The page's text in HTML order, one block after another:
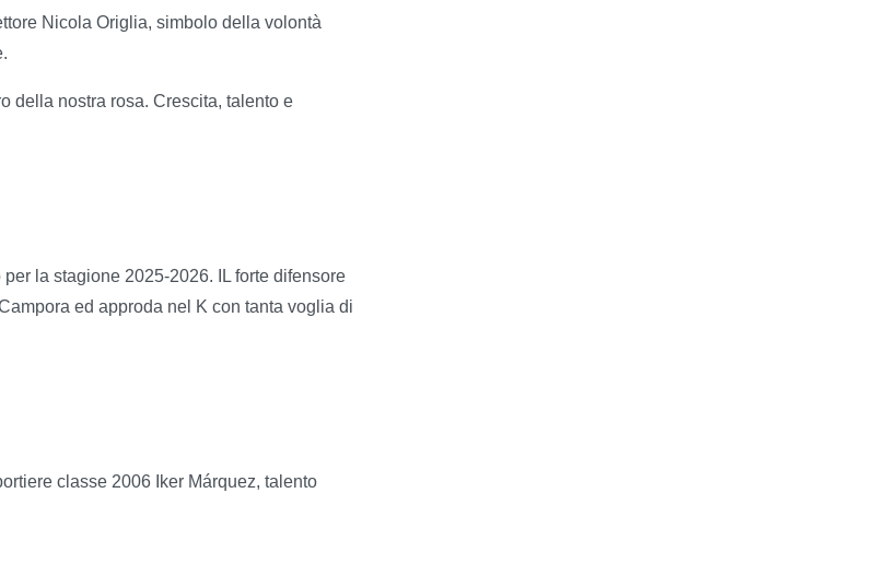
Nicola Origlia, simbolo della volontà
della nostra rosa. Crescita, talento e
la stagione 2025-2026. IL forte difensore
ed approda nel K con tanta voglia di
classe 2006 Iker Márquez, talento